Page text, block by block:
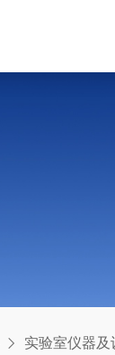
实验室仪器及